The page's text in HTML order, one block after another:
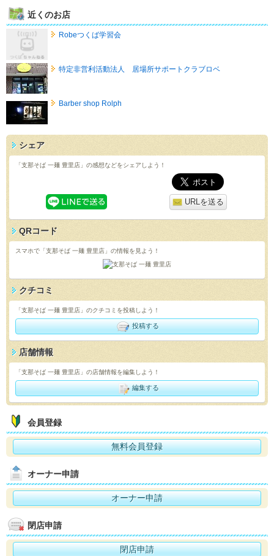
近くのお店
Robeつくば学習会
特定非営利活動法人 居場所サポートクラブロベ
Barber shop Rolph
シェア
「支那そば 一麺 豊里店」の感想などをシェアしよう！
URLを送る
QRコード
スマホで「支那そば 一麺 豊里店」の情報を見よう！
クチコミ
「支那そば 一麺 豊里店」のクチコミを投稿しよう！
投稿する
店舗情報
「支那そば 一麺 豊里店」の店舗情報を編集しよう！
編集する
会員登録
無料会員登録
オーナー申請
オーナー申請
閉店申請
閉店申請